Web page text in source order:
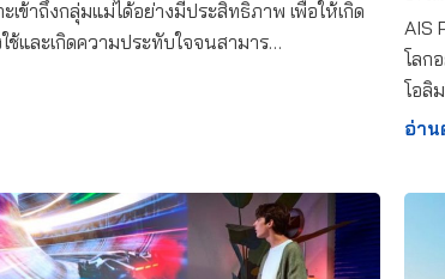
ะเข้าถึงกลุ่มแม่ได้อย่างมีประสิทธิภาพ เพื่อให้เกิด
ช้และเกิดความประทับใจจนสามาร…
AIS
โลก
โอลิ
อ่าน